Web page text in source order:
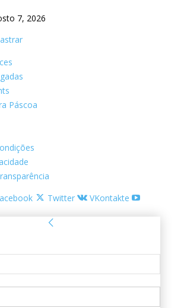
7, 2026
Páscoa
Twitter
VKontakte